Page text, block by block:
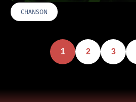
CHANSON
1 2 3